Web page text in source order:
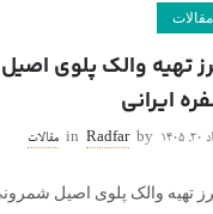
مقالات
تهیه والک پلوی
ایرانی
by
Radfar
in مقالات
تهیه والک پلوی اصیل